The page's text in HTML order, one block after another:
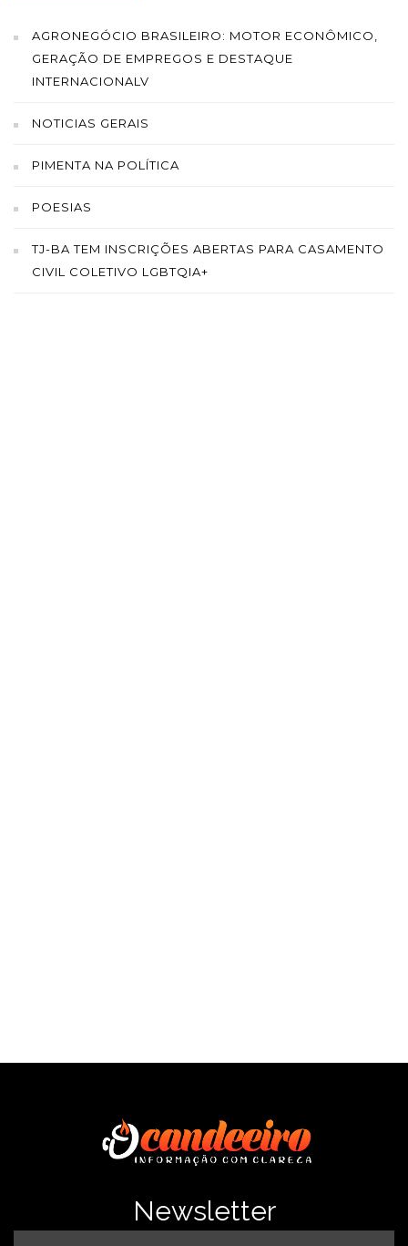
AGRONEGÓCIO BRASILEIRO: MOTOR ECONÔMICO,
GERAÇÃO DE EMPREGOS E DESTAQUE
INTERNACIONALV
NOTICIAS GERAIS
PIMENTA NA POLÍTICA
POESIAS
TJ-BA TEM INSCRIÇÕES ABERTAS PARA CASAMENTO
CIVIL COLETIVO LGBTQIA+
Newsletter